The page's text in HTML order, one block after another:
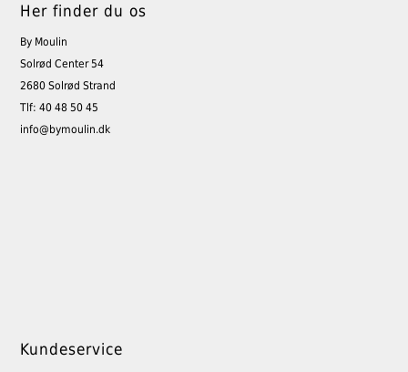
Her finder du os
By Moulin
Solrød Center 54
2680 Solrød Strand
Tlf: 40 48 50 45
info@bymoulin.dk
Kundeservice